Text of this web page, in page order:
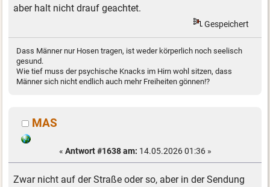
aber halt nicht drauf geachtet.
Gespeichert
Dass Männer nur Hosen tragen, ist weder körperlich noch seelisch
gesund.
Wie tief muss der psychische Knacks im Hirn wohl sitzen, dass
Männer sich nicht endlich auch mehr Freiheiten gönnen!?
MAS
« Antwort #1638 am: 14.05.2026 01:36 »
Zwar nicht auf der Straße oder so, aber in der Sendung